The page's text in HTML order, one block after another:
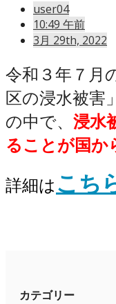
user04
10:49 午前
3月 29th, 2022
令和３年７月
区の浸水被害
の中で、 浸水
ることが国か
詳細はこち
カテゴリー